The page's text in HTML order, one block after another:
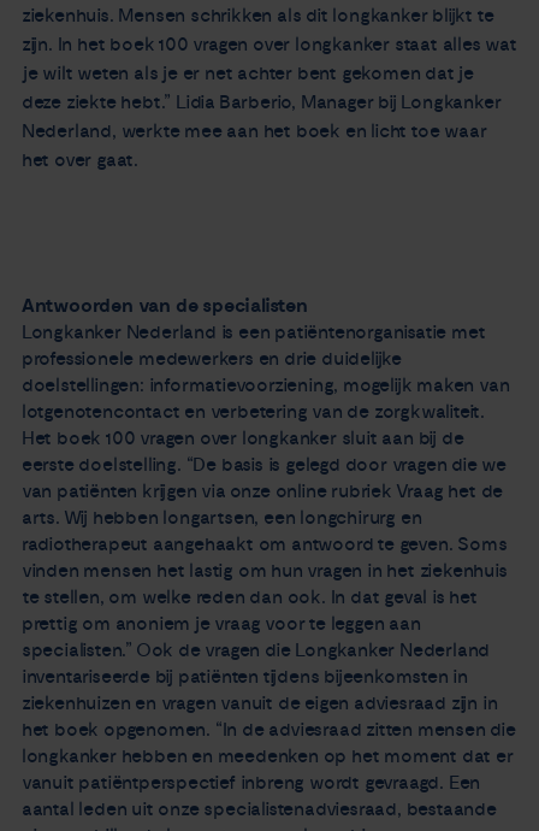
Over ons
Zorgverleners
Contact
ziekenhuis. Mensen schrikken als dit longkanker blijkt te
zijn. In het boek 100 vragen over longkanker staat alles wat
je wilt weten als je er net achter bent gekomen dat je
deze ziekte hebt.” Lidia Barberio, Manager bij Longkanker
Nederland, werkte mee aan het boek en licht toe waar
het over gaat.
Antwoorden van de specialisten
Longkanker Nederland is een patiëntenorganisatie met
professionele medewerkers en drie duidelijke
doelstellingen: informatievoorziening, mogelijk maken van
lotgenotencontact en verbetering van de zorgkwaliteit.
Het boek 100 vragen over longkanker sluit aan bij de
eerste doelstelling. “De basis is gelegd door vragen die we
van patiënten krijgen via onze online rubriek Vraag het de
arts. Wij hebben longartsen, een longchirurg en
radiotherapeut aangehaakt om antwoord te geven. Soms
vinden mensen het lastig om hun vragen in het ziekenhuis
te stellen, om welke reden dan ook. In dat geval is het
prettig om anoniem je vraag voor te leggen aan
specialisten.” Ook de vragen die Longkanker Nederland
inventariseerde bij patiënten tijdens bijeenkomsten in
ziekenhuizen en vragen vanuit de eigen adviesraad zijn in
het boek opgenomen. “In de adviesraad zitten mensen die
longkanker hebben en meedenken op het moment dat er
vanuit patiëntperspectief inbreng wordt gevraagd. Een
aantal leden uit onze specialistenadviesraad, bestaande